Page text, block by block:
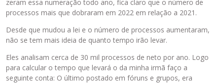
zeram essa numeração todo ano, fica claro que o número de
processos mais que dobraram em 2022 em relação a 2021.
Desde que mudou a lei e o número de processos aumentaram,
não se tem mais ideia de quanto tempo irão levar.
Eles analisam cerca de 30 mil processos de neto por ano. Logo
para calcular o tempo que levará o da minha irmã faço a
seguinte conta: O último postado em fóruns e grupos, era